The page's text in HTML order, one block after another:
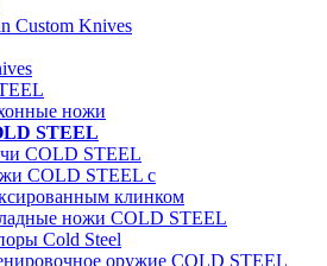
Custom Knives
ножи
STEEL
COLD STEEL
COLD STEEL с
клинком
ножи COLD STEEL
Cold Steel
оружие COLD STEEL